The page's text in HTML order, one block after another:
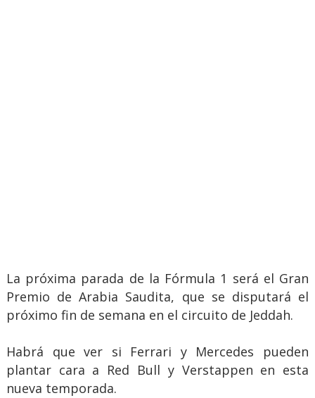
La próxima parada de la Fórmula 1 será el Gran
Premio de Arabia Saudita, que se disputará el
próximo fin de semana en el circuito de Jeddah.
Habrá que ver si Ferrari y Mercedes pueden
plantar cara a Red Bull y Verstappen en esta
nueva temporada.